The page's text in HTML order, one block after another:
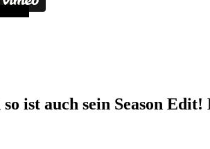
ist auch sein Season